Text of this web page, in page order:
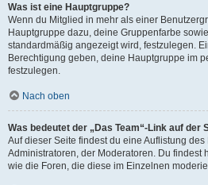
Was ist eine Hauptgruppe?
Wenn du Mitglied in mehr als einer
Hauptgruppe dazu, deine Gruppenfarbe
standardmäßig angezeigt wird, festzulegen.
Berechtigung geben, deine Hauptgruppe im
festzulegen.
Nach oben
Was bedeutet der „Das Team“-Link auf der
Auf dieser Seite findest du eine Auflistung
Administratoren, der Moderatoren. Du findest
wie die Foren, die diese im Einzelnen